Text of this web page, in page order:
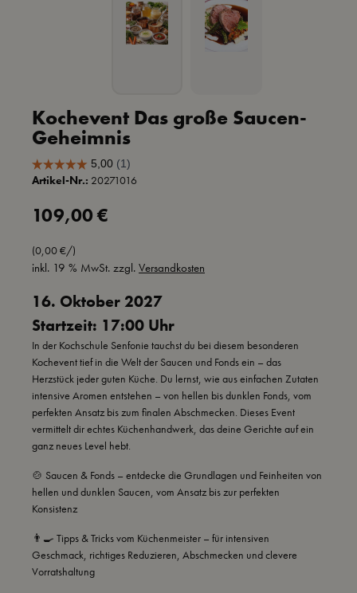
Kochevent Das große Saucen-
Geheimnis
Artikel-Nr.: 20271016
Regulärer Preis:
109,00 €
(0,00 €/)
inkl. 19 % MwSt. zzgl. Versandkosten
16. Oktober 2027
Startzeit: 17:00 Uhr
In der Kochschule Senfonie tauchst du bei diesem besonderen
Kochevent tief in die Welt der Saucen und Fonds ein – das
Herzstück jeder guten Küche. Du lernst, wie aus einfachen Zutaten
intensive Aromen entstehen – von hellen bis dunklen Fonds, vom
perfekten Ansatz bis zum finalen Abschmecken. Dieses Event
vermittelt dir echtes Küchenhandwerk, das deine Gerichte auf ein
ganz neues Level hebt.
🍲 Saucen & Fonds – entdecke die Grundlagen und Feinheiten von
hellen und dunklen Saucen, vom Ansatz bis zur perfekten
Konsistenz
👨‍🍳 Tipps & Tricks vom Küchenmeister – für intensiven
Geschmack, richtiges Reduzieren, Abschmecken und clevere
Vorratshaltung